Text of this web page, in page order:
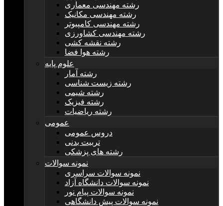
رشته مهندسی معماری
رشته مهندسی مکانیک
رشته مهندسی کامپیوتر
رشته مهندسی کشاورزی
رشته نقشه کشی
رشته هوا فضا
علوم پایه
رشته آمار
رشته زیست شناسی
رشته شیمی
رشته فیزیک
رشته ریاضیات
عمومی
دروس عمومی
تربیت بدنی
رشته های پزشکی
نمونه سوالات
نمونه سوالات سراسری
نمونه سوالات دانشگاه آزاد
نمونه سوالات پیام نور
نمونه سوالات پیش دانشگاهی